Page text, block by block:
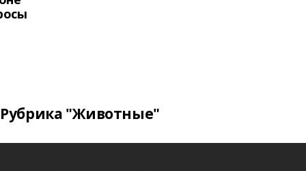
Рубрика "Животные"